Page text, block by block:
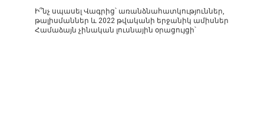
Ի՞նչ սպասել Վագրից՝ առանձնահատկություններ,
թալիսմաններ և 2022 թվականի երջանիկ ամիսներ
Համաձայն չինական լուսնային օրացույցի՝